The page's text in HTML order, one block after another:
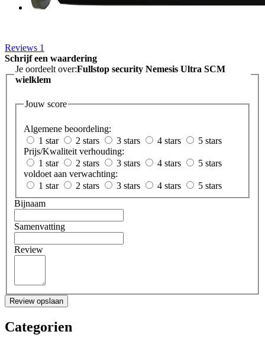
Reviews 1
Schrijf een waardering
Je oordeelt over:Fullstop security Nemesis Ultra SCM
wielklem
Jouw score
Algemene beoordeling:
1 star
2 stars 3 stars 4 stars
5 stars
Prijs/Kwaliteit verhouding:
1 star
2 stars 3 stars 4 stars
5 stars
voldoet aan verwachting:
1 star
2 stars 3 stars 4 stars
5 stars
Bijnaam
Samenvatting
Review
Review opslaan
Categorien